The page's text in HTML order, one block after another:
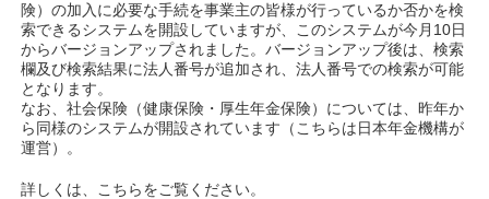
険）の加入に必要な手続を事業主の皆様が行っているか否かを検
索できるシステムを開設していますが、このシステムが今月10日
からバージョンアップされました。バージョンアップ後は、検索
欄及び検索結果に法人番号が追加され、法人番号での検索が可能
となります。
なお、社会保険（健康保険・厚生年金保険）については、昨年か
ら同様のシステムが開設されています（こちらは日本年金機構が
運営）。
詳しくは、こちらをご覧ください。